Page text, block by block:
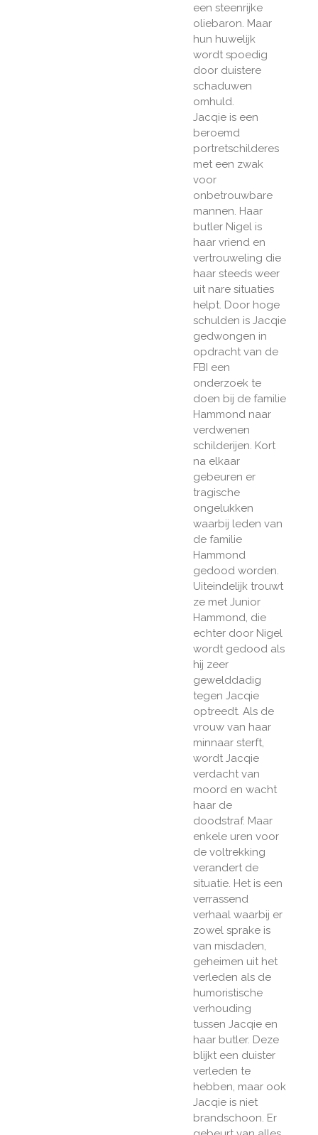
een steenrijke
oliebaron. Maar
hun huwelijk
wordt spoedig
door duistere
schaduwen
omhuld.
Jacqie is een
beroemd
portretschilderes
met een zwak
voor
onbetrouwbare
mannen. Haar
butler Nigel is
haar vriend en
vertrouweling die
haar steeds weer
uit nare situaties
helpt. Door hoge
schulden is Jacqie
gedwongen in
opdracht van de
FBI een
onderzoek te
doen bij de familie
Hammond naar
verdwenen
schilderijen. Kort
na elkaar
gebeuren er
tragische
ongelukken
waarbij leden van
de familie
Hammond
gedood worden.
Uiteindelijk trouwt
ze met Junior
Hammond, die
echter door Nigel
wordt gedood als
hij zeer
gewelddadig
tegen Jacqie
optreedt. Als de
vrouw van haar
minnaar sterft,
wordt Jacqie
verdacht van
moord en wacht
haar de
doodstraf. Maar
enkele uren voor
de voltrekking
verandert de
situatie. Het is een
verrassend
verhaal waarbij er
zowel sprake is
van misdaden,
geheimen uit het
verleden als de
humoristische
verhouding
tussen Jacqie en
haar butler. Deze
blijkt een duister
verleden te
hebben, maar ook
Jacqie is niet
brandschoon. Er